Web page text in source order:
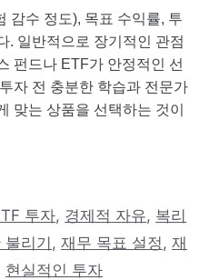
감수 정도), 목표 수익률, 투
. 일반적으로 장기적인 관점
펀드나 ETF가 안정적인 선
자 전 충분한 학습과 전문가
맞는 상품을 선택하는 것이
투자, 경제적 자유, 복리
불리기, 재무 목표 설정, 재
현실적인 투자